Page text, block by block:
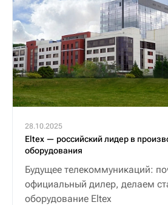
28.10.2025
Eltex — российский лидер в
оборудования
Будущее телекоммуникаций:
официальный дилер, делаем
оборудование Eltex